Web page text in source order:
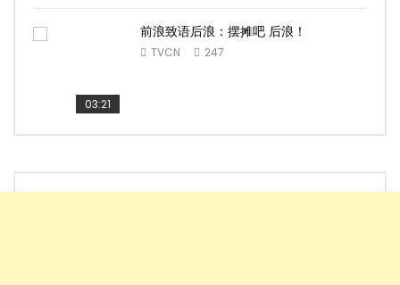
03:21
前浪致语后浪：摆摊吧 后浪！
TVCN 247